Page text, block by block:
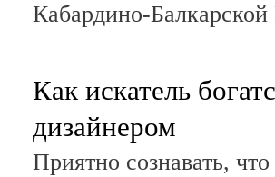
Кабардино-
Как искатель
дизайнером
Приятно сознавать,